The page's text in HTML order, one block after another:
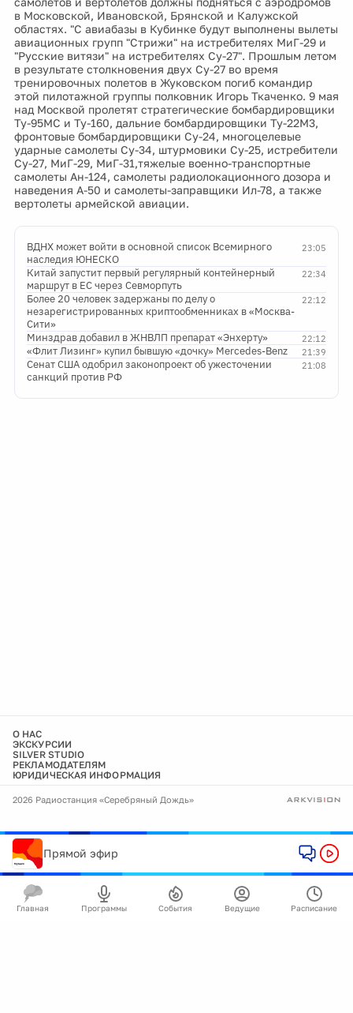
в Московской, Ивановской, Брянской и Калужской
областях. "С авиабазы в Кубинке будут выполнены вылеты
авиационных групп "Стрижи" на истребителях МиГ-29 и
"Русские витязи" на истребителях Су-27". Прошлым летом
в результате столкновения двух Су-27 во время
тренировочных полетов в Жуковском погиб командир
этой пилотажной группы полковник Игорь Ткаченко. 9 мая
над Москвой пролетят стратегические бомбардировщики
Ту-95МС и Ту-160, дальние бомбардировщики Ту-22М3,
фронтовые бомбардировщики Су-24, многоцелевые
ударные самолеты Су-34, штурмовики Су-25, истребители
Су-27, МиГ-29, МиГ-31,тяжелые военно-транспортные
самолеты Ан-124, самолеты радиолокационного дозора и
наведения А-50 и самолеты-заправщики Ил-78, а также
вертолеты армейской авиации.
23:05
ВДНХ может войти в основной список Всемирного
наследия ЮНЕСКО
22:34
Китай запустит первый регулярный контейнерный
маршрут в ЕС через Севморпуть
22:12
Более 20 человек задержаны по делу о
незарегистрированных криптообменниках в «Москва-
Сити»
22:12
Минздрав добавил в ЖНВЛП препарат «Энхерту»
21:39
«Флит Лизинг» купил бывшую «дочку» Mercedes-Benz
21:08
Сенат США одобрил законопроект об ужесточении
санкций против РФ
О НАС
ЭКСКУРСИИ
SILVER STUDIO
РЕКЛАМОДАТЕЛЯМ
ЮРИДИЧЕСКАЯ ИНФОРМАЦИЯ
2026 Радиостанция «Серебряный Дождь»
Прямой эфир
Главная Программы События Ведущие Расписание